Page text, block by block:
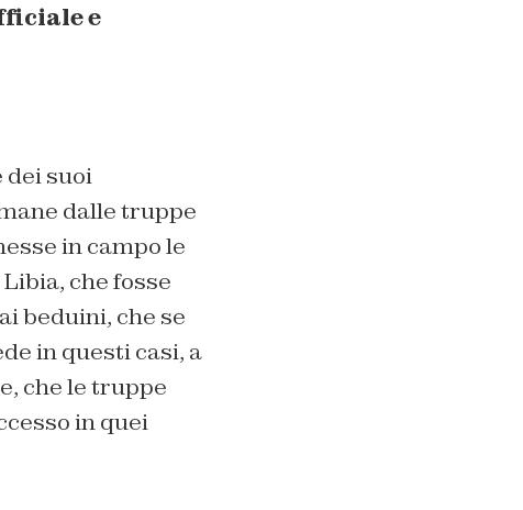
e
dei suoi
dalle truppe
in campo le
che fosse
beduini, che se
in questi casi, a
che le truppe
in quei